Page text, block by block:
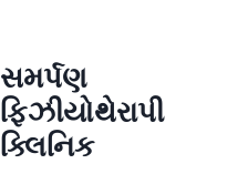
સમર્પણ
ફિઝીયોથેરાપી
ક્લિનિક